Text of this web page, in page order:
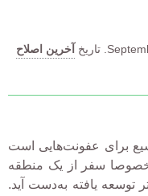
تاریخ آخرین اصلاح
برای عفونت‌هایی است
سفر از یک منطقه
توسعه یافته به‌دست آید.